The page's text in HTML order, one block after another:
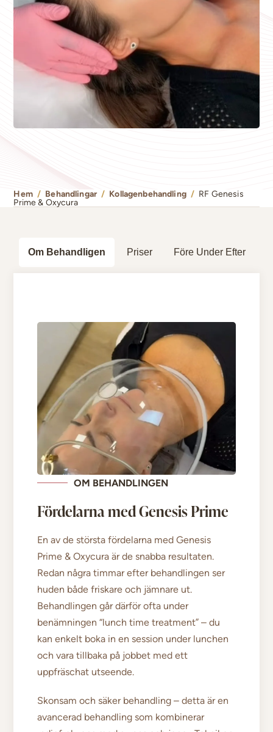
Hem / Behandlingar / Kollagenbehandling / RF Genesis
Prime & Oxycura
Om Behandligen Priser Före Under Efter
OM BEHANDLINGEN
Fördelarna med Genesis Prime
En av de största fördelarna med Genesis
Prime & Oxycura är de snabba resultaten.
Redan några timmar efter behandlingen ser
huden både friskare och jämnare ut.
Behandlingen går därför ofta under
benämningen “lunch time treatment” – du
kan enkelt boka in en session under lunchen
och vara tillbaka på jobbet med ett
uppfräschat utseende.
Skonsam och säker behandling – detta är en
avancerad behandling som kombinerar